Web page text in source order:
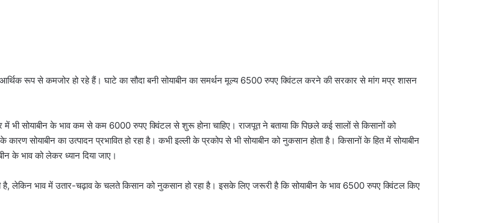
रूप से कमजोर हो रहे हैं। घाटे का सौदा बनी सोयाबीन का समर्थन मूल्य 6500 रुपए क्विंटल करने की सरकार से मांग मप्र शासन
में भी सोयाबीन के भाव कम से कम 6000 रुपए क्विंटल से शुरू होना चाहिए। राजपूत ने बताया कि पिछले कई सालों से किसानों को
सोयाबीन का उत्पादन प्रभावित हो रहा है। कभी इल्ली के प्रकोप से भी सोयाबीन को नुकसान होता है। किसानों के हित में सोयाबीन
के भाव को लेकर ध्यान दिया जाए।
है, लेकिन भाव में उतार-चढ़ाव के चलते किसान को नुकसान हो रहा है। इसके लिए जरूरी है कि सोयाबीन के भाव 6500 रुपए क्विंटल किए